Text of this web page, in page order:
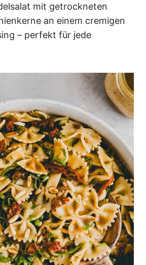
mit getrockneten
an einem cremigen
– perfekt für jede